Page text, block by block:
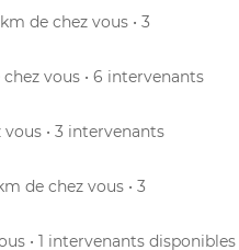
km de chez vous • 3
chez vous • 6 intervenants
vous • 3 intervenants
de chez vous • 3
• 1 intervenants disponibles